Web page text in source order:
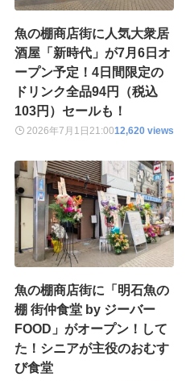
魚の棚商店街に人気大衆居
酒屋「新時代」が7月6日オ
ープン予定！4日間限定の
ドリンク全品94円（税込
103円）セールも！
2026年7月1日 21:0012,620 views
魚の棚商店街に「明石魚の
棚 街仲食堂 by ジーバー
FOOD」がオープン！して
た！シニアが主役のおむす
び食堂